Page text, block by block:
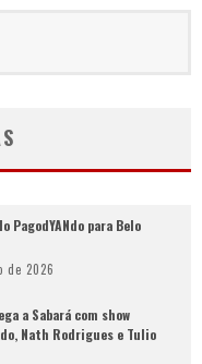
PagodYANdo para Belo
de 2026
a Sabará com show
Nath Rodrigues e Tulio